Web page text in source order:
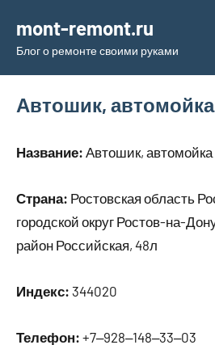
содержимому
mont-remont.ru
Блог о ремонте своими руками
Автошик, автомойка
Название: Автошик, автомойка
Страна: Ростовская область
городской округ Ростов-на-
район Российская, 48л
Индекс: 344020
Телефон: +7‒928‒148‒33‒03